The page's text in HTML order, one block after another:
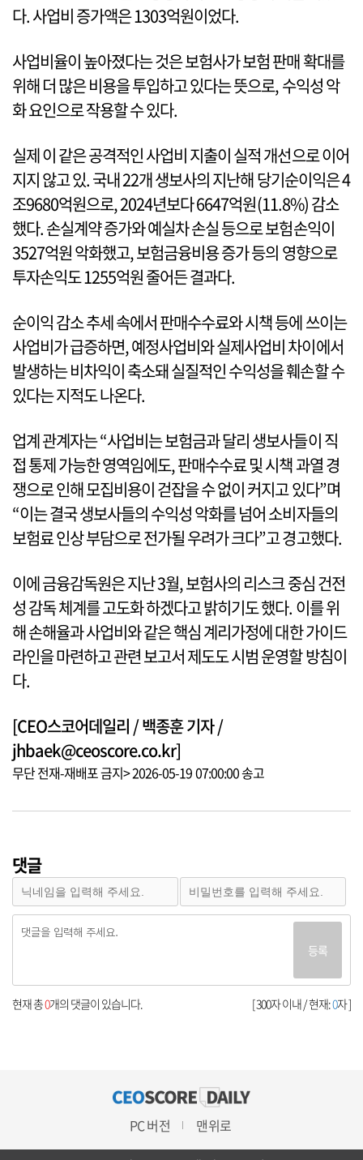
다. 사업비 증가액은 1303억원이었다.
사업비율이 높아졌다는 것은 보험사가 보험 판매 확대를
위해 더 많은 비용을 투입하고 있다는 뜻으로, 수익성 악
화 요인으로 작용할 수 있다.
실제 이 같은 공격적인 사업비 지출이 실적 개선으로 이어
지지 않고 있. 국내 22개 생보사의 지난해 당기순이익은 4
조9680억원으로, 2024년보다 6647억원(11.8%) 감소
했다. 손실계약 증가와 예실차 손실 등으로 보험손익이
3527억원 악화했고, 보험금융비용 증가 등의 영향으로
투자손익도 1255억원 줄어든 결과다.
순이익 감소 추세 속에서 판매수수료와 시책 등에 쓰이는
사업비가 급증하면, 예정사업비와 실제사업비 차이에서
발생하는 비차익이 축소돼 실질적인 수익성을 훼손할 수
있다는 지적도 나온다.
업계 관계자는 “사업비는 보험금과 달리 생보사들이 직
접 통제 가능한 영역임에도, 판매수수료 및 시책 과열 경
쟁으로 인해 모집비용이 걷잡을 수 없이 커지고 있다”며
“이는 결국 생보사들의 수익성 악화를 넘어 소비자들의
보험료 인상 부담으로 전가될 우려가 크다”고 경고했다.
이에 금융감독원은 지난 3월, 보험사의 리스크 중심 건전
성 감독 체계를 고도화 하겠다고 밝히기도 했다. 이를 위
해 손해율과 사업비와 같은 핵심 계리가정에 대한 가이드
라인을 마련하고 관련 보고서 제도도 시범 운영할 방침이
다.
[CEO스코어데일리 / 백종훈 기자 /
jhbaek@ceoscore.co.kr]
무단 전재-재배포 금지> 2026-05-19 07:00:00 송고
댓글
등록
[ 300자 이내 / 현재:0자 ]
현재 총0개의 댓글이 있습니다.
PC 버전 맨위로